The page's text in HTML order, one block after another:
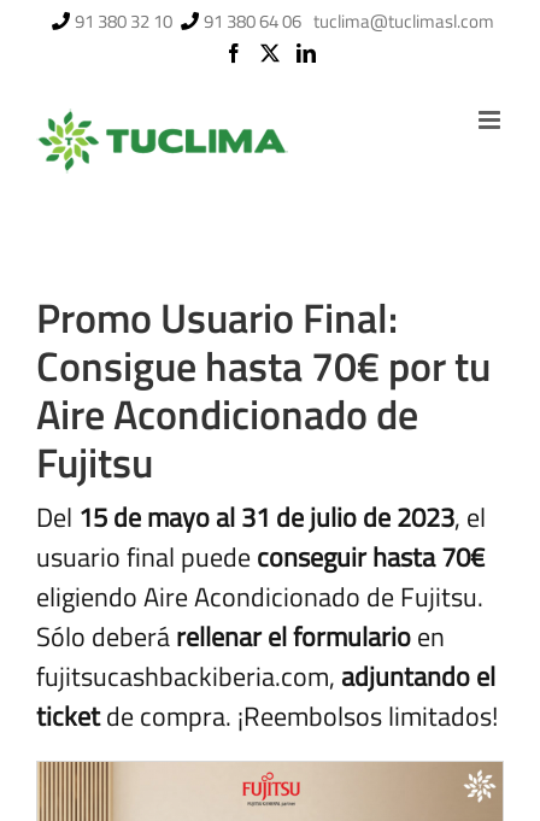
91 380 32 10 91 380 64 06 tuclima@tuclimasl.com
Promo Usuario Final:
Consigue hasta 70€ por tu
Aire Acondicionado de
Fujitsu
Del 15 de mayo al 31 de julio de 2023, el
usuario final puede conseguir hasta 70€
eligiendo Aire Acondicionado de Fujitsu.
Sólo deberárellenar el formularioen
fujitsucashbackiberia.com, adjuntando el
ticketde compra. ¡Reembolsos limitados!